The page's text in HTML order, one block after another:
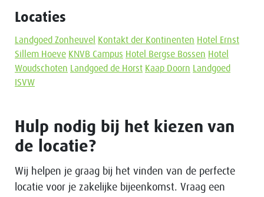
Locaties
Landgoed Zonheuvel Kontakt der Kontinenten Hotel Ernst
Sillem Hoeve KNVB Campus Hotel Bergse Bossen Hotel
Woudschoten
Landgoed de Horst Kaap Doorn
Landgoed
ISVW
Hulp nodig bij het kiezen van
de locatie?
Wij helpen je graag bij het vinden van de perfecte
locatie voor je zakelijke bijeenkomst. Vraag een